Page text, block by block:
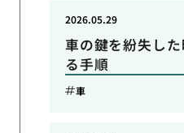
車の鍵を紛失し
る手順
2026.05.29
車